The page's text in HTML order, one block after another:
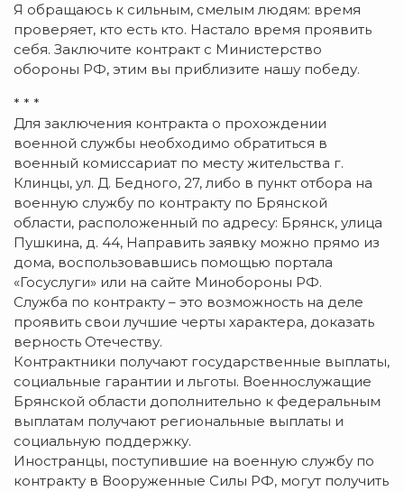
Я обращаюсь к сильным, смелым людям: время
проверяет, кто есть кто. Настало время проявить
себя. Заключите контракт с Министерство
обороны РФ, этим вы приблизите нашу победу.
* * *
Для заключения контракта о прохождении
военной службы необходимо обратиться в
военный комиссариат по месту жительства г.
Клинцы, ул. Д. Бедного, 27, либо в пункт отбора на
военную службу по контракту по Брянской
области, расположенный по адресу: Брянск, улица
Пушкина, д. 44, Направить заявку можно прямо из
дома, воспользовавшись помощью портала
«Госуслуги» или на сайте Минобороны РФ.
Служба по контракту – это возможность на деле
проявить свои лучшие черты характера, доказать
верность Отечеству.
Контрактники получают государственные выплаты,
социальные гарантии и льготы. Военнослужащие
Брянской области дополнительно к федеральным
выплатам получают региональные выплаты и
социальную поддержку.
Иностранцы, поступившие на военную службу по
контракту в Вооруженные Силы РФ, могут получить